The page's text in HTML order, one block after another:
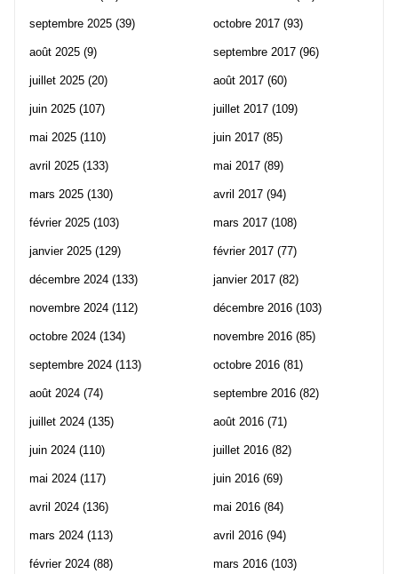
septembre 2025 (39)
août 2025 (9)
juillet 2025 (20)
juin 2025 (107)
mai 2025 (110)
avril 2025 (133)
mars 2025 (130)
février 2025 (103)
janvier 2025 (129)
décembre 2024 (133)
novembre 2024 (112)
octobre 2024 (134)
septembre 2024 (113)
août 2024 (74)
juillet 2024 (135)
juin 2024 (110)
mai 2024 (117)
avril 2024 (136)
mars 2024 (113)
février 2024 (88)
octobre 2017 (93)
septembre 2017 (96)
août 2017 (60)
juillet 2017 (109)
juin 2017 (85)
mai 2017 (89)
avril 2017 (94)
mars 2017 (108)
février 2017 (77)
janvier 2017 (82)
décembre 2016 (103)
novembre 2016 (85)
octobre 2016 (81)
septembre 2016 (82)
août 2016 (71)
juillet 2016 (82)
juin 2016 (69)
mai 2016 (84)
avril 2016 (94)
mars 2016 (103)